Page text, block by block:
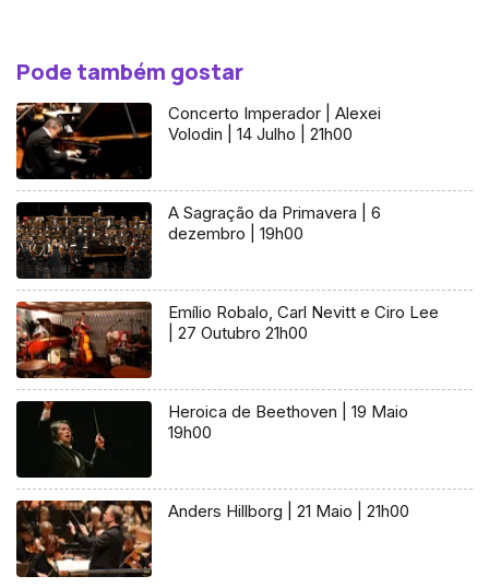
Pode também gostar
Concerto Imperador | Alexei
Volodin | 14 Julho | 21h00
A Sagração da Primavera | 6
dezembro | 19h00
Emílio Robalo, Carl Nevitt e Ciro Lee
| 27 Outubro 21h00
Heroica de Beethoven | 19 Maio
19h00
Anders Hillborg | 21 Maio | 21h00